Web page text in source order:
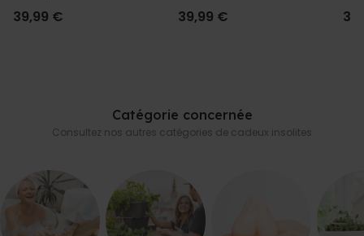
39,99 € 39,99 €
Catégorie concernée
Consultez nos autres catégories de cadeux insolites